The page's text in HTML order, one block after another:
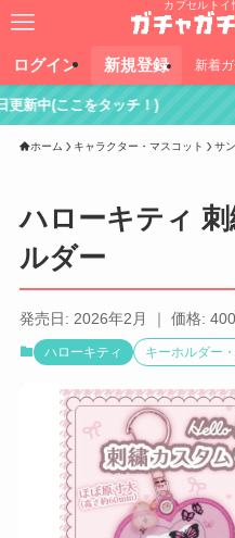
カプセルトイ
ログイン 新規登録 新着
チ！)
ホーム キャラクター・マスコット サ
ハローキティ
ルダー
発売日: 2026年2月 ｜ 価格:
ハローキティ キーホルダー